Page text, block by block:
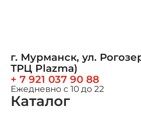
г. Мурманск, ул.
ТРЦ Plazma)
+ 7 921 037 90 88
Ежедневно с 10 до 22
Каталог